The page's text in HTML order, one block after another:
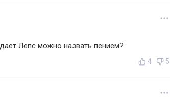
Лепс можно назвать пением?
4 5